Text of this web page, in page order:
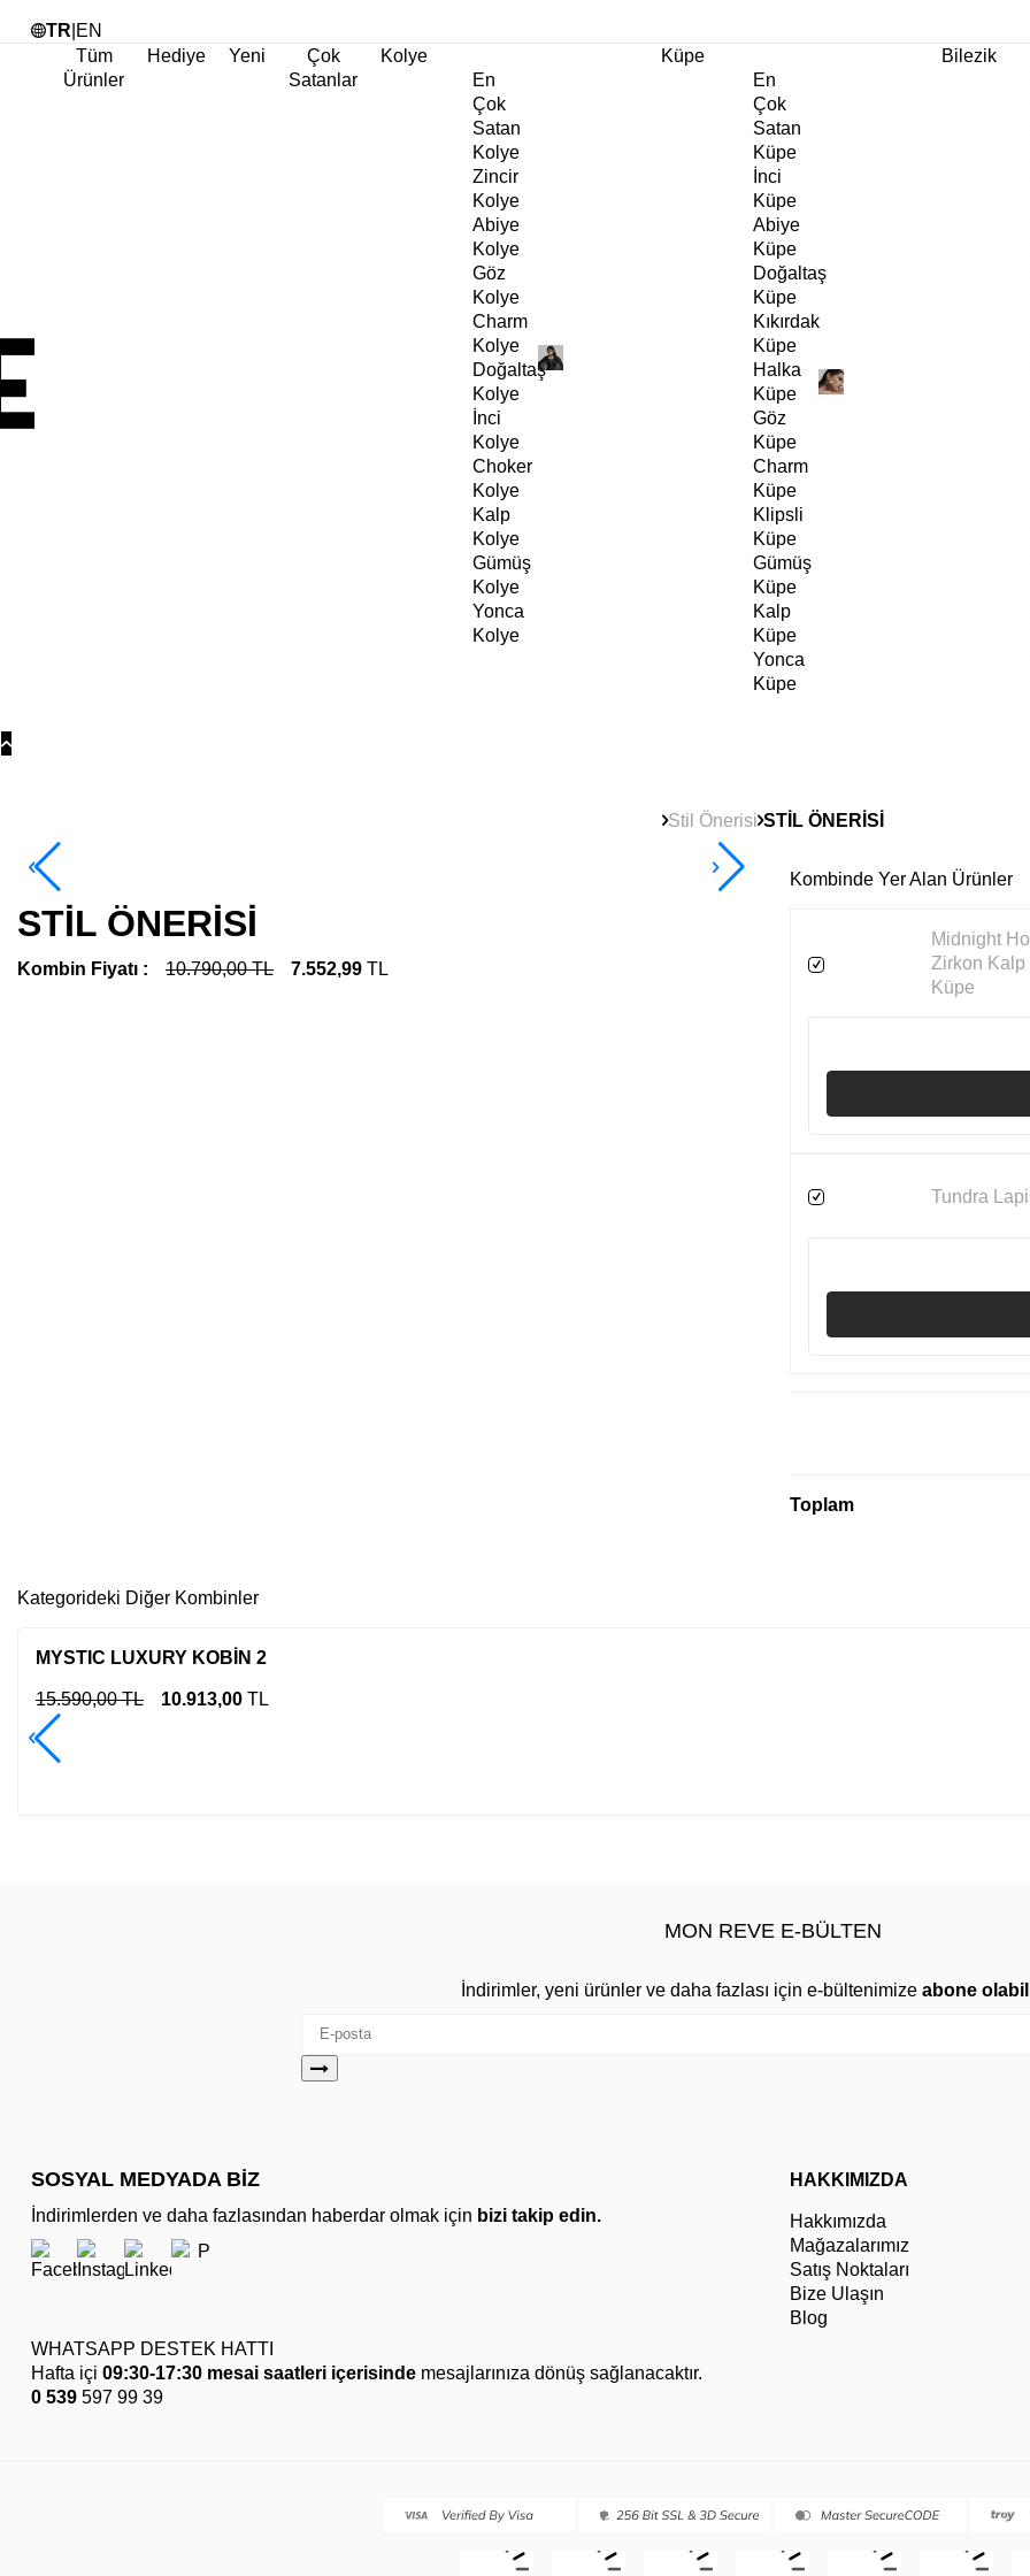
TR EN
Tüm
Ürünler
Hediye Yeni
Çok
Satanlar
Kolye
En
Çok
Satan
Kolye
Zincir
Kolye
Abiye
Kolye
Göz
Kolye
Charm
Kolye
Doğaltaş
Kolye
İnci
Kolye
Choker
Kolye
Kalp
Kolye
Gümüş
Kolye
Yonca
Kolye
Küpe
En
Çok
Satan
Küpe
İnci
Küpe
Abiye
Küpe
Doğaltaş
Küpe
Kıkırdak
Küpe
Halka
Küpe
Göz
Küpe
Charm
Küpe
Klipsli
Küpe
Gümüş
Küpe
Kalp
Küpe
Yonca
Küpe
Bilezik
Stil Önerisi STİL ÖNERİSİ
STİL ÖNERİSİ
Kombin Fiyatı : 10.790,00 TL 7.552,99 TL
Kombinde Yer Alan Ürünler
Midnight
Zirkon
Küpe
Tundra
Toplam
Kategorideki Diğer Kombinler
MYSTIC LUXURY KOBİN 2
15.590,00 TL 10.913,00 TL
MON REVE E-BÜLTEN
İndirimler, yeni ürünler ve daha fazlası için e-bültenimize abone
SOSYAL MEDYADA BİZ
İndirimlerden ve daha fazlasından haberdar olmak için bizi takip edin.
WHATSAPP DESTEK HATTI
Hafta içi 09:30-17:30 mesai saatleri içerisinde mesajlarınıza dönüş sağlanacaktır.
0 539 597 99 39
HAKKIMIZDA
Hakkımızda
Mağazalarımız
Satış Noktaları
Bize Ulaşın
Blog